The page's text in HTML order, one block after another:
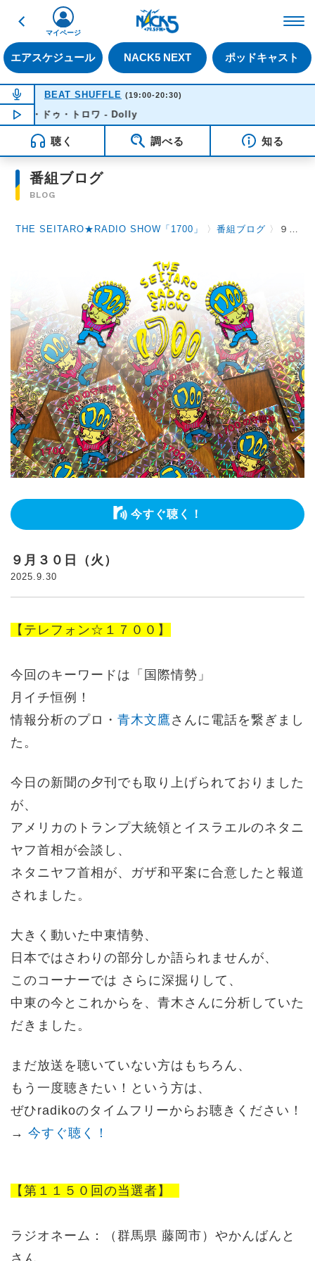
戻る
エアスケジュール NACK5 NEXT ポッドキャスト
マイページ
NOW ON AIR
BEAT SHUFFLE (19:00-20:30)
NOW PLAYING20:10
ン・ドゥ・トロワ - Dolly
聴く 調べる 知る
番組ブログ
BLOG
THE SEITARO★RADIO SHOW「1700」 〉番組ブログ 〉 ９月３０日（火）
今すぐ聴く！
９月３０日（火）
2025.9.30
【テレフォン☆１７００】
今回のキーワードは「国際情勢」
月イチ恒例！
情報分析のプロ・ 青木文鷹さんに電話を繋ぎまし
た。
今日の新聞の夕刊でも取り上げられておりました
が、
アメリカのトランプ大統領とイスラエルのネタニ
ヤフ首相が会談し、
ネタニヤフ首相が、ガザ和平案に合意したと報道
されました。
大きく動いた中東情勢、
日本ではさわりの部分しか語られませんが、
このコーナーでは さらに深掘りして、
中東の今とこれからを、青木さんに分析していた
だきました。
まだ放送を聴いていない方はもちろん、
もう一度聴きたい！という方は、
ぜひradikoのタイムフリーからお聴きください！
→ 今すぐ聴く！
【第１１５０回の当選者】
ラジオネーム：（群馬県 藤岡市）やかんばんと
さん